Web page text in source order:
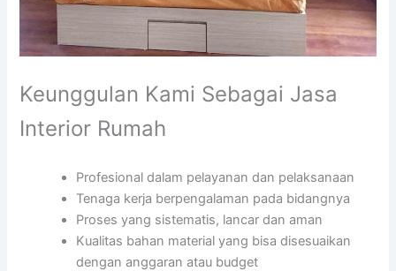
Keunggulan Kami Sebagai Jasa
Interior Rumah
Profesional dalam pelayanan dan pelaksanaan
Tenaga kerja berpengalaman pada bidangnya
Proses yang sistematis, lancar dan aman
Kualitas bahan material yang bisa disesuaikan
dengan anggaran atau budget